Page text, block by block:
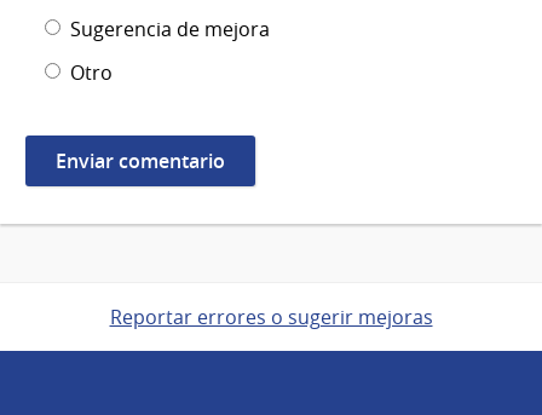
Sugerencia de mejora
Otro
Reportar errores o sugerir mejoras